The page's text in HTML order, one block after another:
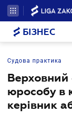
БІЗНЕС
Судова практика
Верховний
юрособу в
керівник